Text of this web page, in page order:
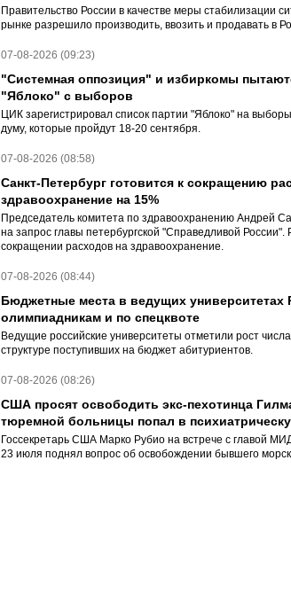
Правительство России в качестве меры стабилизации
рынке разрешило производить, ввозить и продавать в
07-08-2026 (09:23)
"Системная оппозиция" и избиркомы
"Яблоко" с выборов
ЦИК зарегистрировал список партии "Яблоко" на
думу, которые пройдут 18-20 сентября.
07-08-2026 (08:58)
Санкт-Петербург готовится к сокращению
здравоохранение на 15%
Председатель комитета по здравоохранению Андрей
на запрос главы петербургской "Справедливой
сокращении расходов на здравоохранение.
07-08-2026 (08:44)
Бюджетные места в ведущих университетах
олимпиадникам и по спецквоте
Ведущие российские университеты отметили рост
структуре поступивших на бюджет абитуриентов.
07-08-2026 (08:26)
США просят освободить экс-пехотинца
тюремной больницы попал в
Госсекретарь США Марко Рубио на встрече с главой
23 июля поднял вопрос об освобождении бывшего